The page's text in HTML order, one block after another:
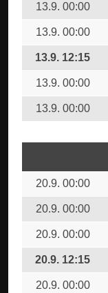
13.9. 00:00
13.9. 00:00
13.9. 12:15
13.9. 00:00
13.9. 00:00
20.9. 00:00
20.9. 00:00
20.9. 00:00
20.9. 12:15
20.9. 00:00